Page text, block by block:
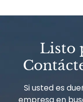
Listo
Si usted es